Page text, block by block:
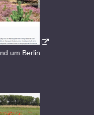
um Berlin